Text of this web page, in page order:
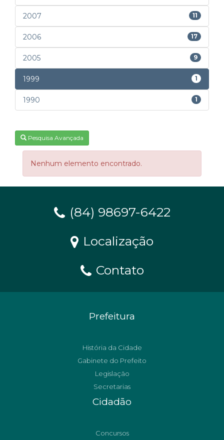
2007 11
2006 17
2005 9
1999 1
1990 1
Pesquisa Avançada
Nenhum elemento encontrado.
(84) 98697-6422
Localização
Contato
Prefeitura
História da Cidade
Gabinete do Prefeito
Legislação
Secretarias
Cidadão
Concursos